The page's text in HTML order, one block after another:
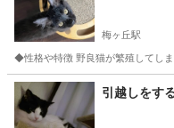
梅ヶ丘駅
◆性格や特徴 野良猫が繁殖してし
東京 世田谷区 梅ヶ丘駅
引越しをす